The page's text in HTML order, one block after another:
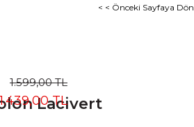
< < Önceki Sayfaya Dön
Lacivert
1.599,00 TL
TL